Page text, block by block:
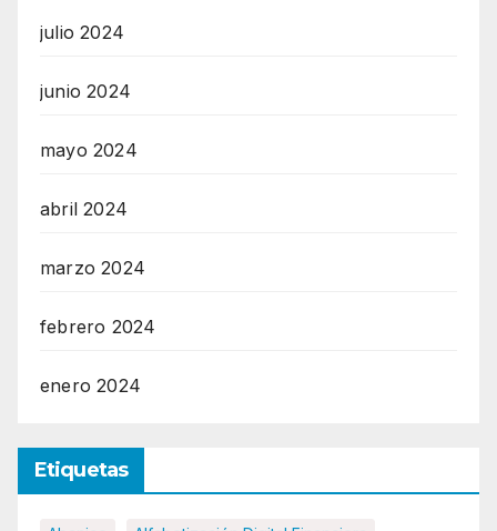
julio 2024
junio 2024
mayo 2024
abril 2024
marzo 2024
febrero 2024
enero 2024
Etiquetas